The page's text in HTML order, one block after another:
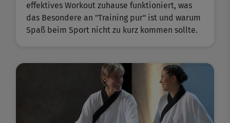
effektives Workout zuhause funktioniert, was
das Besondere an "Training pur" ist und warum
Spaß beim Sport nicht zu kurz kommen sollte.